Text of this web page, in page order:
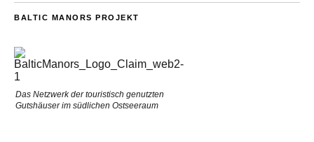
BALTIC MANORS PROJEKT
Das Netzwerk der touristisch genutzten
Gutshäuser im südlichen Ostseeraum